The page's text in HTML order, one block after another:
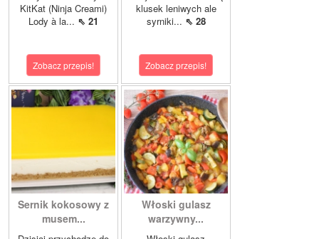
KitKat (Ninja Creami)
Lody à la... ⇖ 21
Zobacz przepis!
klusek leniwych ale
syrniki... ⇖ 28
Zobacz przepis!
Sernik kokosowy z
musem...
Włoski gulasz
warzywny...